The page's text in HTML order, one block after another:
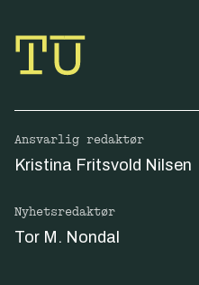
Ansvarlig redaktør
Kristina Fritsvold Nilsen
Nyhetsredaktør
Tor M. Nondal